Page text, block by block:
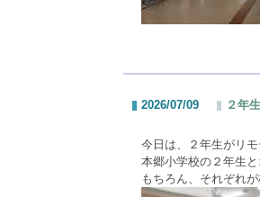
2026/07/09 ２年
今日は、２年生がリ
本郷小学校の２年生
もちろん、それぞれ